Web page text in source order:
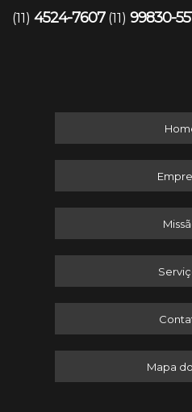
(11) 4524-7607 (11) 99830-
Mapa